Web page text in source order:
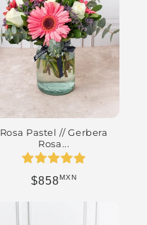
Rosa Pastel // Gerbera
Rosa...
Precio habitual
$858MXN